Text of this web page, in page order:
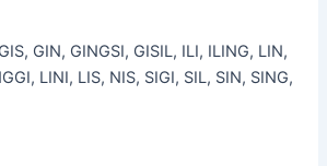
GIN, GINGSI, GISIL, ILI, ILING, LIN,
LINI, LIS, NIS, SIGI, SIL, SIN, SING,